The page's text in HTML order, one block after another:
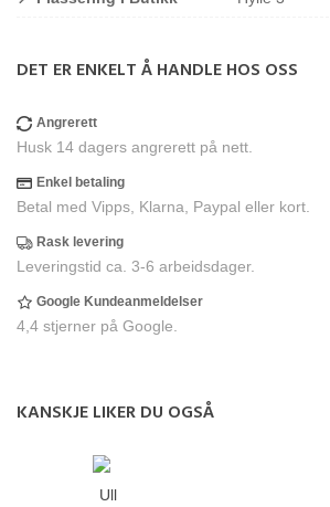
DET ER ENKELT Å HANDLE HOS OSS
Angrerett
Husk 14 dagers angrerett på nett.
Enkel betaling
Betal med Vipps, Klarna, Paypal eller kort.
Rask levering
Leveringstid ca. 3-6 arbeidsdager.
Google Kundeanmeldelser
4,4 stjerner på Google.
KANSKJE LIKER DU OGSÅ
Ull